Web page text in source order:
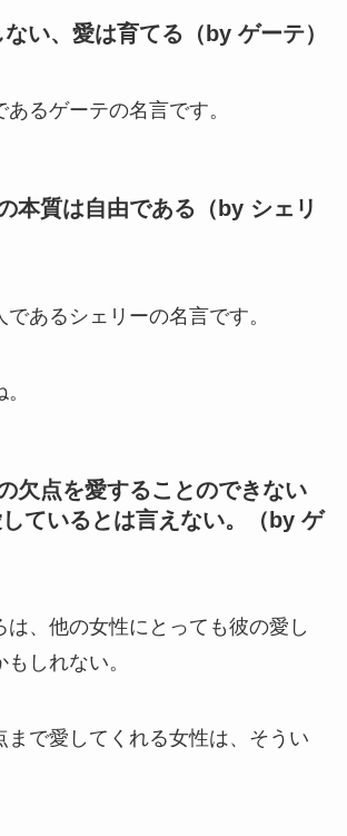
い、愛は育てる（by ゲーテ）
あるゲーテの名言です。
本質は自由である（by シェリ
あるシェリーの名言です。
欠点を愛することのできない
ているとは言えない。（by ゲ
は、他の女性にとっても彼の愛し
しれない。
まで愛してくれる女性は、そうい